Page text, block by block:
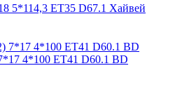
5*114,3 ET35 D67.1 Хайвей
4*100 ET41 D60.1 BD